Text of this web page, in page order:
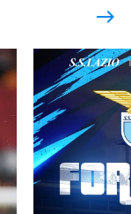
east